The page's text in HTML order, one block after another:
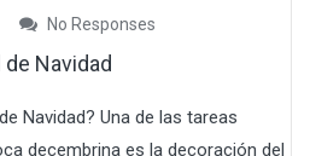
No Responses
Navidad
Navidad? Una de las tareas
decembrina es la decoración del